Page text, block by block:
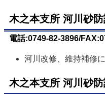
木之本支所 河川砂防
電話:0749-82-3896/
河川改修、維持補修
木之本支所 河川砂防